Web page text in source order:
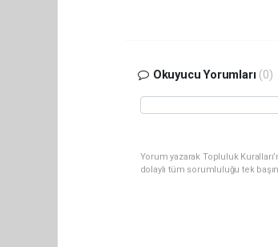
Okuyucu Yorumları (0)
Yorum yazarak Topluluk
dolaylı tüm sorumluluğu tek